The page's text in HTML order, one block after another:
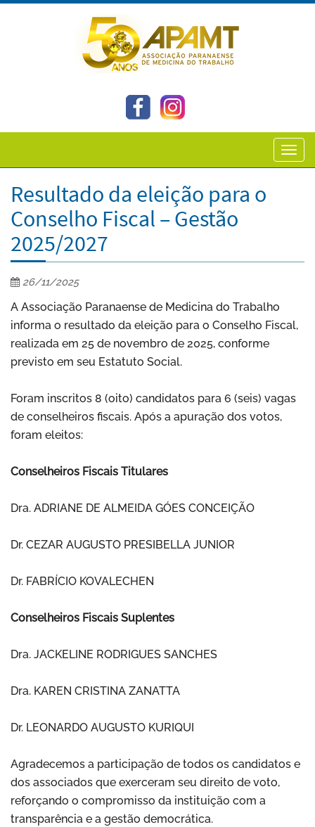
Resultado da eleição para o
Conselho Fiscal – Gestão
2025/2027
26/11/2025
A Associação Paranaense de Medicina do Trabalho
informa o resultado da eleição para o Conselho Fiscal,
realizada em 25 de novembro de 2025, conforme
previsto em seu Estatuto Social.
Foram inscritos 8 (oito) candidatos para 6 (seis) vagas
de conselheiros fiscais. Após a apuração dos votos,
foram eleitos:
Conselheiros Fiscais Titulares
Dra. ADRIANE DE ALMEIDA GÓES CONCEIÇÃO
Dr. CEZAR AUGUSTO PRESIBELLA JUNIOR
Dr. FABRÍCIO KOVALECHEN
Conselheiros Fiscais Suplentes
Dra. JACKELINE RODRIGUES SANCHES
Dra. KAREN CRISTINA ZANATTA
Dr. LEONARDO AUGUSTO KURIQUI
Agradecemos a participação de todos os candidatos e
dos associados que exerceram seu direito de voto,
reforçando o compromisso da instituição com a
transparência e a gestão democrática.